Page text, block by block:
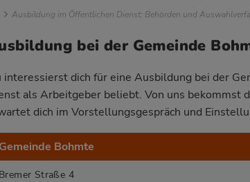
Navigation
Ausbildung im Öffentlichen Dienst: Behörden und
bei der Gemeinde
interessierst dich für eine Ausbildung bei der
als Arbeitgeber beliebt. Von uns bekommst
dich im Vorstellungsgespräch und
Gemeinde Bohmte
Bremer Straße 4